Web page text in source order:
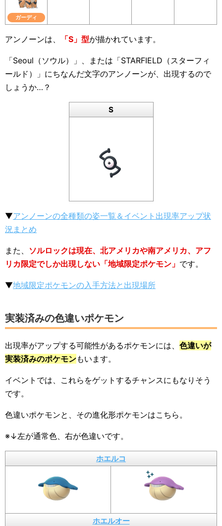
ガーディ
アンノーンは、 「S」型が描かれています。
「Seoul（ソウル）」、または「STARFIELD（スターフィ
ールド）」にちなんだ文字のアンノーンが、出現するので
しょうか…？
S
▼アンノーンの全種類の姿一覧＆イベント出現率アップ状
況まとめ
また、 ソルロックは現在、北アメリカや南アメリカ、アフ
リカ限定でしか出現しない「地域限定ポケモン」 です。
▼地域限定ポケモンの入手方法と出現場所
実装済みの色違いポケモン
出現率がアップする可能性があるポケモンには、 色違いが
実装済みのポケモンもいます。
イベントでは、これらをゲットするチャンスにもなりそう
です。
色違いポケモンと、その進化形ポケモンはこちら。
※↓左が通常色、右が色違いです。
ホエルコ
ホエルオー